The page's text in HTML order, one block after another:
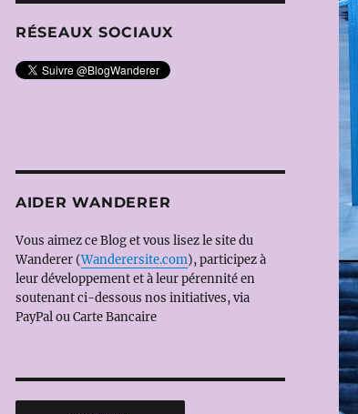
RÉSEAUX SOCIAUX
AIDER WANDERER
Vous aimez ce Blog et vous lisez le site du
Wanderer (Wanderersite.com), participez à
leur développement et à leur pérennité en
soutenant ci-dessous nos initiatives, via
PayPal ou Carte Bancaire